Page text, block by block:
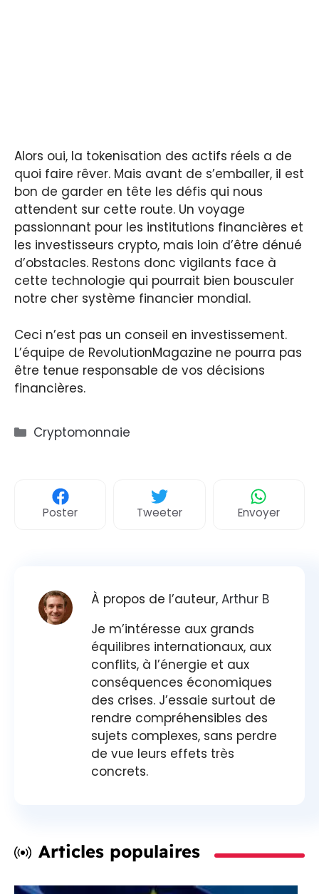
Alors oui, la tokenisation des actifs réels a de
quoi faire rêver. Mais avant de s’emballer, il est
bon de garder en tête les défis qui nous
attendent sur cette route. Un voyage
passionnant pour les institutions financières et
les investisseurs crypto, mais loin d’être dénué
d’obstacles. Restons donc vigilants face à
cette technologie qui pourrait bien bousculer
notre cher système financier mondial.
Ceci n’est pas un conseil en investissement.
L’équipe de RevolutionMagazine ne pourra pas
être tenue responsable de vos décisions
financières.
Catégories
Cryptomonnaie
Poster Tweeter Envoyer
À propos de l’auteur, Arthur B
Je m’intéresse aux grands
équilibres internationaux, aux
conflits, à l’énergie et aux
conséquences économiques
des crises. J’essaie surtout de
rendre compréhensibles des
sujets complexes, sans perdre
de vue leurs effets très
concrets.
Articles populaires